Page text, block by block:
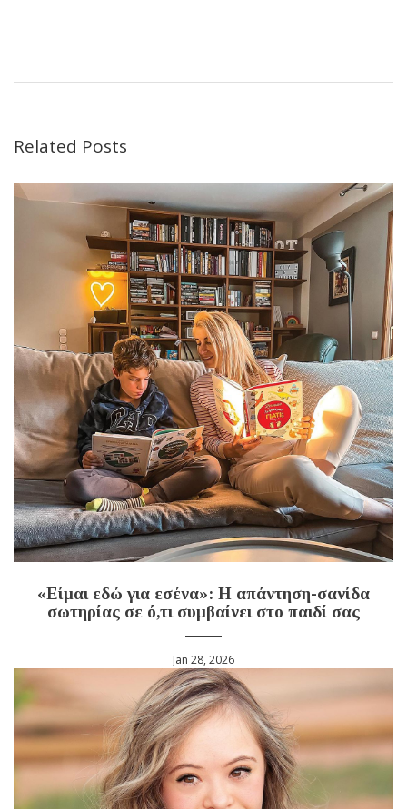
Related Posts
«Είμαι εδώ για εσένα»: Η απάντηση-σανίδα
σωτηρίας σε ό,τι συμβαίνει στο παιδί σας
Jan 28, 2026